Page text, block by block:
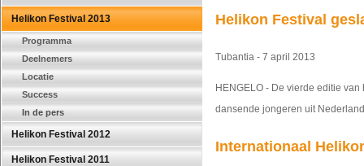
Helikon Festival 2013
Programma
Deelnemers
Locatie
Success
In de pers
Helikon Festival 2012
Helikon Festival 2011
Helikon Festival
Tubantia - 7 april 2013
HENGELO - De vierde editie
dansende jongeren uit
Internationaal